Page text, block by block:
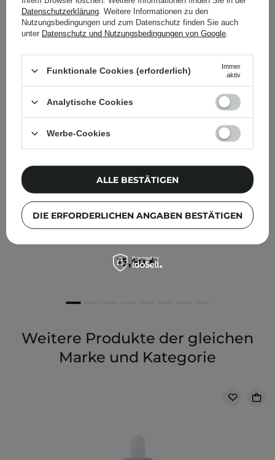
Some By Mi - AHA BHA PHA 14 Days Super Miracle Spot
15,60 €
Weitere Produkte der gleichen
Marke und Kategorie
Datenschutzerklärung . Weitere Informationen zu den
Nutzungsbedingungen und zum Datenschutz finden Sie auch
unter Datenschutz und Nutzungsbedingungen von Google
Funktionale Cookies (erforderlich)
Immer
aktiv
Analytische Cookies
Werbe-Cookies
DIE ERFORDERLICHEN ANGABEN BESTÄTIGEN
ALLE BESTÄTIGEN